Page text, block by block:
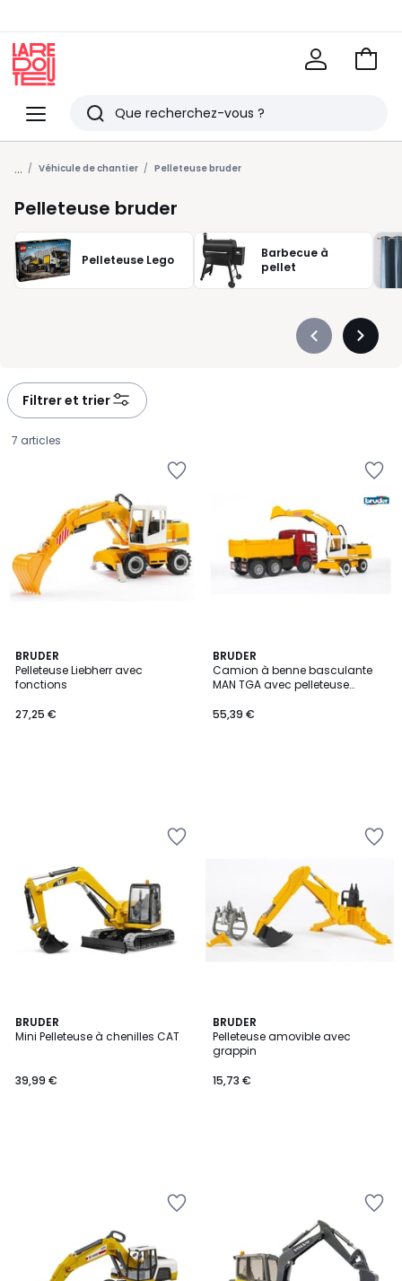
Menu
Redoute
Rechercher
Derniers
articles
vus
Voir
... Véhicule de chantier Pelleteuse bruder
Pelleteuse bruder
Pelleteuse Lego
Barbecue à
pellet
Précédent
Filtrer et trier
7 articles
BRUDER
Pelleteuse Liebherr avec
fonctions
€.
27,25 €
BRUDER
Camion à benne basculante
MAN TGA avec pelleteuse
55,39 €
BRUDER
Mini Pelleteuse à chenilles CAT
39,99 €
BRUDER
Pelleteuse amovible avec
grappin
15,73 €